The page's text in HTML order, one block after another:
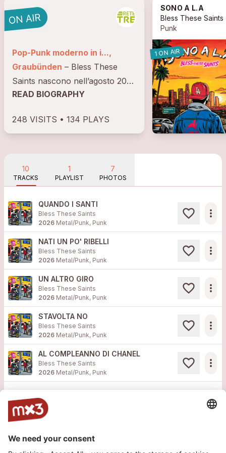
Pop-Punk moderno in i...,
Graubünden
Saints nascono nell’agosto 2025
da un incontro chiave: a Mattia
collaborazione con il
pop punk italiana,...
READ BIOGRAPHY
248 VISITS • 134 PLAYS
SONO A L.A
Bless These Saints
Punk
1 ON AIR
10
TRACKS
1
PLAYLIST
7
PHOTOS
QUANDO I SANTI
Bless These Saints
2026 Metal/Punk, Punk
more_horiz
NATI UN PO' RIBELLI
Bless These Saints
2026 Metal/Punk, Punk
more_horiz
UN ALTRO GIRO
Bless These Saints
2026 Metal/Punk, Punk
more_horiz
STAVOLTA NO
Bless These Saints
2026 Metal/Punk, Punk
more_horiz
AL COMPLEANNO DI CHANEL
Bless These Saints
2026 Metal/Punk, Punk
more_horiz